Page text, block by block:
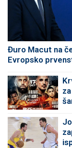
Đuro Macut na
Evropsko